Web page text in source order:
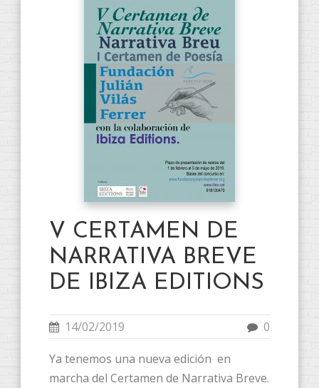
V CERTAMEN DE
NARRATIVA BREVE
DE IBIZA EDITIONS
14/02/2019 0
Ya tenemos una nueva edición en
marcha del Certamen de Narrativa Breve.